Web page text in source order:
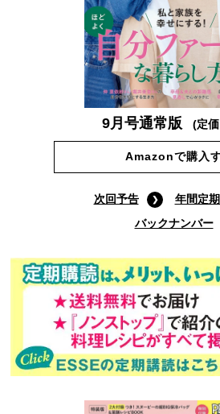
9月号通常版 (定
Amazonで購入
次回予告
年間定
バックナンバー